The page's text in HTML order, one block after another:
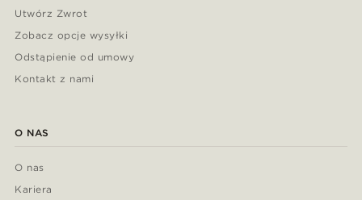
Utwórz Zwrot
Zobacz opcje wysyłki
Odstąpienie od umowy
Kontakt z nami
O NAS
O nas
Kariera